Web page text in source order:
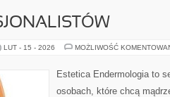
LUT - 15 - 2026 MOŻLIWOŚĆ
Estetica Endermologia to
osobach, które chcą